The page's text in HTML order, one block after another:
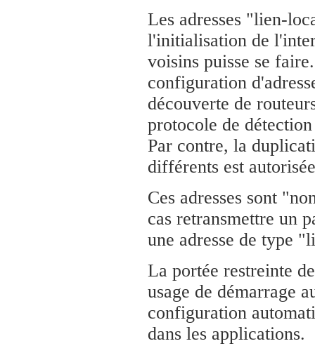
Les adresses "lien-
l'initialisation de
voisins puisse se
configuration
découverte de
protocole de
Par contre, la
différents est
Ces adresses sont
cas retransmettre un
une adresse de type
La portée restreinte
usage de démarrage
configuration
dans les applications.